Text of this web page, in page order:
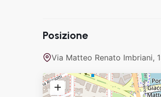
Posizione
Via Matteo Renato Imbriani,